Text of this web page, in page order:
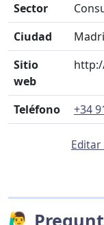
Sector
Ciudad
Sitio
web
Teléfono +34
Editar